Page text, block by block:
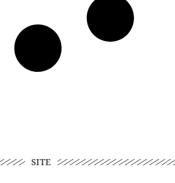
SITE